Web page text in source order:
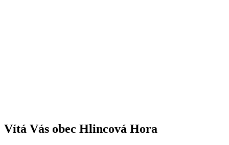
Vítá Vás obec Hlincová Hora